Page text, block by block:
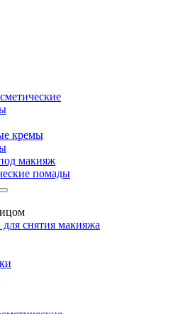
кремы
макияж
помады
для снятия макияжа